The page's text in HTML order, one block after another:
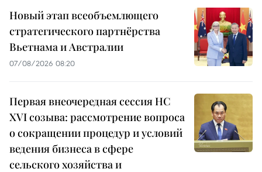
Новый этап всеобъемлющего
стратегического партнёрства
Вьетнама и Австралии
07/08/2026 08:20
Первая внеочередная сессия НС
XVI созыва: рассмотрение вопроса
о сокращении процедур и условий
ведения бизнеса в сфере
сельского хозяйства и